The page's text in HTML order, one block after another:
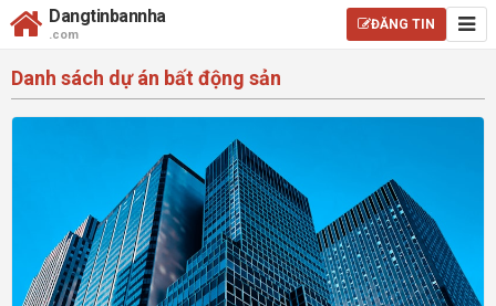
Dangtinbannha
.com
ĐĂNG TIN
Danh sách dự án bất động sản